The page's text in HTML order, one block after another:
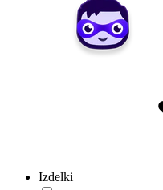
Izdelki